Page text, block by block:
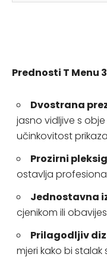
Prednosti T Menu
Dvostrana
jasno vidljive s
učinkovitost
Prozirni
ostavlja
Jednostavna
cjenikom ili
Prilagodljiv
mjeri kako bi